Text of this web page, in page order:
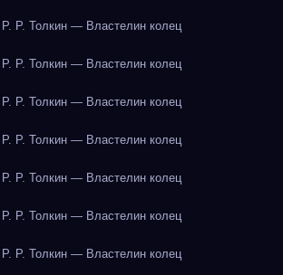
Р. Толкин — Властелин колец
Р. Толкин — Властелин колец
Р. Толкин — Властелин колец
Р. Толкин — Властелин колец
Р. Толкин — Властелин колец
Р. Толкин — Властелин колец
Р. Толкин — Властелин колец